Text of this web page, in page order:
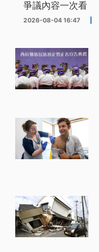
爭議內容一次看
2026-08-04 16:47